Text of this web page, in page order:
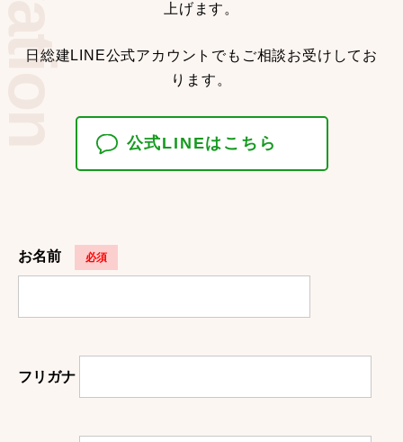
上げます。
日総建LINE公式アカウントでもご相談お受けしてお
ります。
公式LINEはこちら
お名前 必須
フリガナ